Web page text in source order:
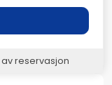
reservasjon